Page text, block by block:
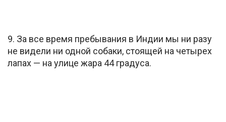
9. За все время пребывания в Индии мы ни разу
не видели ни одной собаки, стоящей на четырех
лапах — на улице жара 44 градуса.